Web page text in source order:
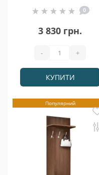
0
3 830 грн.
- +
КУПИТИ
Популярний